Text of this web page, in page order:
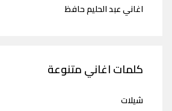
اغاني عبد الحليم حافظ
كلمات اغاني متنوعة
شيلات